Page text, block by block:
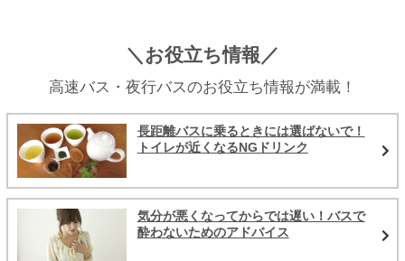
＼お役立ち情報／
高速バス・夜行バスのお役立ち情報が満載！
長距離バスに乗るときには選ばないで！
トイレが近くなるNGドリンク
気分が悪くなってからでは遅い！バスで
酔わないためのアドバイス